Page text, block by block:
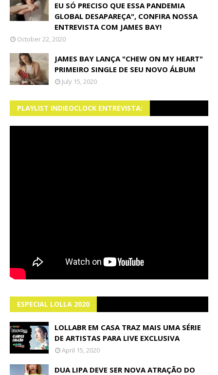
EU SÓ PRECISO QUE ESSA PANDEMIA
GLOBAL DESAPAREÇA", CONFIRA NOSSA
ENTREVISTA COM JAMES BAY!
October 22, 2020
JAMES BAY LANÇA "CHEW ON MY HEART"
PRIMEIRO SINGLE DE SEU NOVO ÁLBUM
July 15, 2020
PLAYLIST INDIEOCLOCK ENTREVISTA:
ESPECIAL LOLLA 2020
LOLLABR EM CASA TRAZ MAIS UMA SÉRIE
DE ARTISTAS PARA LIVE EXCLUSIVA
April 15, 2020
DUA LIPA DEVE SER NOVA ATRAÇÃO DO